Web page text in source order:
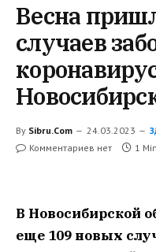
Весна
случаев
By Sibru.Com 24.03.2023
Комментариев нет 1
В Новосибирской
еще 109 новых